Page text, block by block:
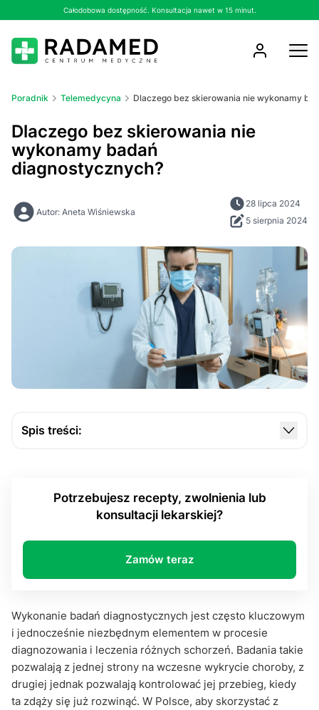
Całodobowa dostępność. Konsultacja nawet w 15 minut.
Poradnik Telemedycyna Dlaczego bez skierowania nie wykonamy
Dlaczego bez skierowania nie
wykonamy badań
diagnostycznych?
Autor: Aneta Wiśniewska
28 lipca 2024
5 sierpnia 2024
Spis treści:
Wyjątki od konieczności posiadania skierowania
Skierowanie przez Internet – podsumowanie
Potrzebujesz recepty, zwolnienia lub
konsultacji lekarskiej?
Zamów teraz
Wykonanie badań diagnostycznych jest często kluczowym
i jednocześnie niezbędnym elementem w procesie
diagnozowania i leczenia różnych schorzeń. Badania takie
pozwalają z jednej strony na wczesne wykrycie choroby, z
drugiej jednak pozwalają kontrolować jej przebieg, kiedy
ta zdąży się już rozwinąć. W Polsce, aby skorzystać z